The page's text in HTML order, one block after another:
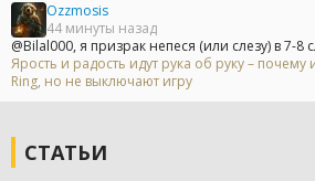
Ozzmosis
44 минуты назад
@Bilal000, я призрак непеся (или слезу) в 7-8
Ярость и радость идут рука об руку – почему
Ring, но не выключают игру
СТАТЬИ